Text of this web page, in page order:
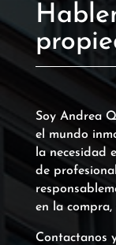
Soy Andrea
el mundo
la necesidad
de
en la
Contactanos